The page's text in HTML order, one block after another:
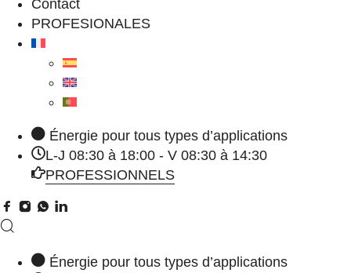
Contact
PROFESIONALES
Énergie pour tous types d’applications
L-J 08:30 à 18:00 - V 08:30 à 14:30
PROFESSIONNELS
Énergie pour tous types d’applications